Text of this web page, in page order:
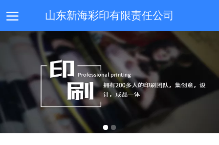
山东新海彩印有限责任公司
生产案例 新闻动态 留言板